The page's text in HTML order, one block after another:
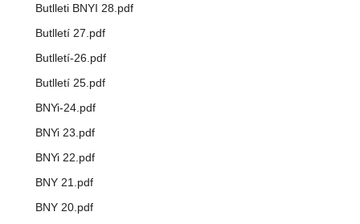
Butlleti BNYI 28.pdf
Butlletí 27.pdf
Butlletí-26.pdf
Butlletí 25.pdf
BNYi-24.pdf
BNYi 23.pdf
BNYi 22.pdf
BNY 21.pdf
BNY 20.pdf